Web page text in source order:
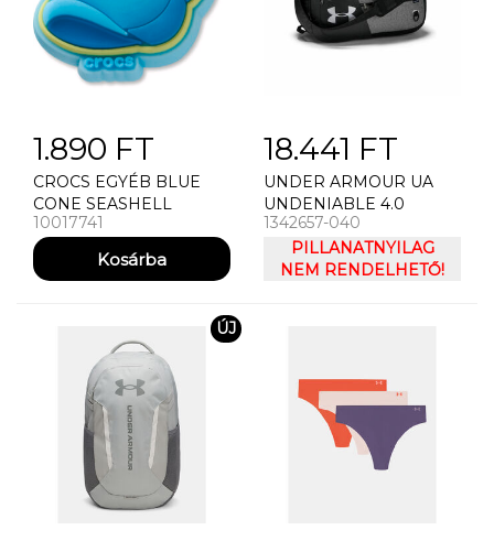
1.890 FT
CROCS EGYÉB BLUE
CONE SEASHELL
10017741
18.441 FT
UNDER ARMOUR UA
UNDENIABLE 4.0
DUFFLE MD
UTAZÓTÁSKA - SPORT
1342657-040
PILLANATNYILAG
NEM RENDELHETŐ!
ÚJ